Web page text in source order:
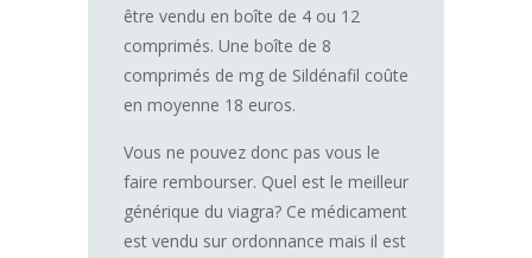
être vendu en boîte de 4 ou 12
comprimés. Une boîte de 8
comprimés de mg de Sildénafil coûte
en moyenne 18 euros.
Vous ne pouvez donc pas vous le
faire rembourser. Quel est le meilleur
générique du viagra? Ce médicament
est vendu sur ordonnance mais il est